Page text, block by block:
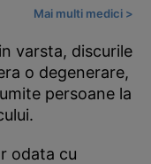
Mai multi medici >
varsta, discurile
o degenerare,
persoane la
odata cu